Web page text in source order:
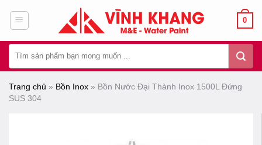
dung
0
kiếm:
Trang chủ » Bồn Inox » Bồn Nước Đại Thành Inox 1500L Đứng
SUS 304